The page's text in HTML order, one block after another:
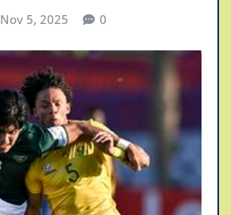
Nov 5, 2025 0